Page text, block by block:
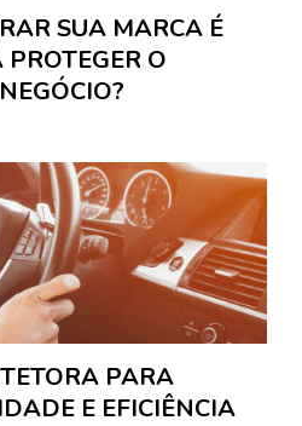
SUA MARCA É
O
PARA
E EFICIÊNCIA